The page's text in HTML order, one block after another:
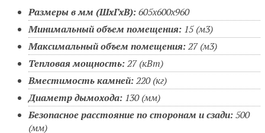
Размеры в мм (ШхГхВ):605х600х960
Минимальный объем помещения: 15 (м3)
Максимальный объем помещения:27 (м3)
Тепловая мощность:27 (кВт)
Вместимость камней:220 (кг)
Диаметр дымохода: 130 (мм)
Безопасное расстояние по сторонам и сзади:500
(мм)